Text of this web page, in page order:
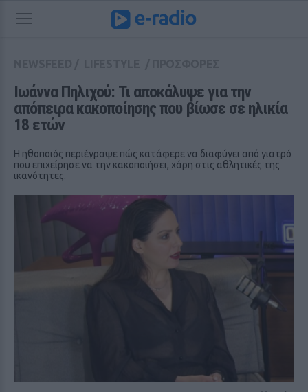
Ιωάννα Πηλιχού: Τι αποκάλυψε για την
απόπειρα κακοποίησης που βίωσε σε ηλικία
18 ετών
Η ηθοποιός περιέγραψε πώς κατάφερε να διαφύγει από γιατρό
που επιχείρησε να την κακοποιήσει, χάρη στις αθλητικές της
ικανότητες.